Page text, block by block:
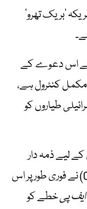
‘بریک تھرو’
کے اس دعوے کے
مکمل کنٹرول ہے،
طیاروں کو
لیے ذمہ دار
امریکی سینٹرل کمانڈ (CENTCOM) نے فوری طور پر اس
پیخطے کو